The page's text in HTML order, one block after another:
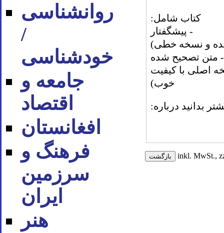
روان‪شناسی
/
خودشناسی
جامعه و
اقتصاد
افغانستان
فرهنگ و
سرزمین
ایران
هنر
کتاب شامل:
- پیشگفتار
و نسخه خطی)
- متن تصحیح شده
اصلی با کیفیت
خوب)
بدانید درباره:
inkl. MwSt.,